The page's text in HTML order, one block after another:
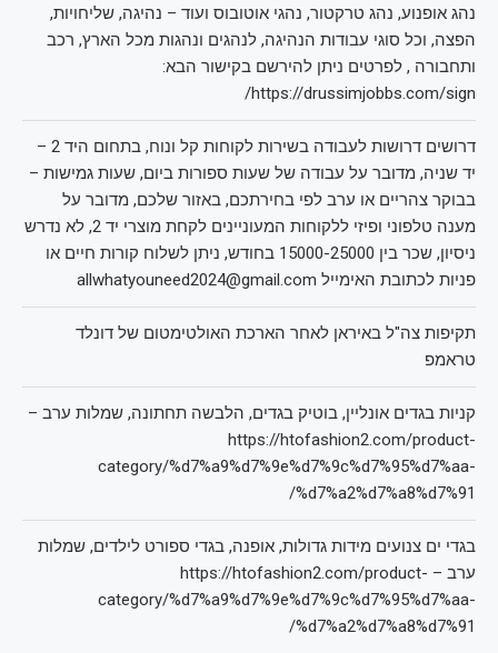
נהג אופנוע, נהג טרקטור, נהגי אוטובוס ועוד – נהיגה, שליחויות,
הפצה, וכל סוגי עבודות הנהיגה, לנהגים ונהגות מכל הארץ, רכב
ותחבורה , לפרטים ניתן להירשם בקישור הבא:
https://drussimjobbs.com/sign/
דרושים דרושות לעבודה בשירות לקוחות קל ונוח, בתחום היד 2 –
יד שניה, מדובר על עבודה של שעות ספורות ביום, שעות גמישות –
בבוקר צהריים או ערב לפי בחירתכם, באזור שלכם, מדובר על
מענה טלפוני ופיזי ללקוחות המעוניינים לקחת מוצרי יד 2, לא נדרש
ניסיון, שכר בין 15000-25000 בחודש, ניתן לשלוח קורות חיים או
פניות לכתובת האימייל allwhatyouneed2024@gmail.com
תקיפות צה"ל באיראן לאחר הארכת האולטימטום של דונלד
טראמפ
קניות בגדים אונליין, בוטיק בגדים, הלבשה תחתונה, שמלות ערב –
https://htofashion2.com/product-
category/%d7%a9%d7%9e%d7%9c%d7%95%d7%aa-
%d7%a2%d7%a8%d7%91/
בגדי ים צנועים מידות גדולות, אופנה, בגדי ספורט לילדים, שמלות
ערב – https://htofashion2.com/product-
category/%d7%a9%d7%9e%d7%9c%d7%95%d7%aa-
%d7%a2%d7%a8%d7%91/